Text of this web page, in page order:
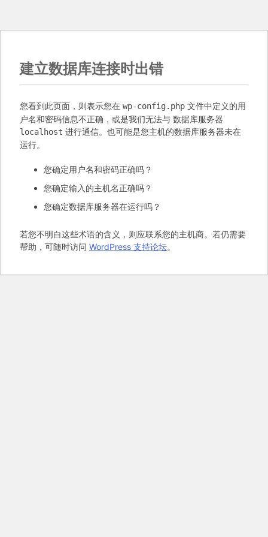
建立数据库连接时出错
您看到此页面，则表示您在 wp-config.php 文件中定义的用
户名和密码信息不正确，或是我们无法与 数据库服务器
localhost 进行通信。也可能是您主机的数据库服务器未在
运行。
您确定用户名和密码正确吗？
您确定输入的主机名正确吗？
您确定数据库服务器在运行吗？
若您不明白这些术语的含义，则应联系您的主机商。若仍需要
帮助，可随时访问 WordPress 支持论坛。